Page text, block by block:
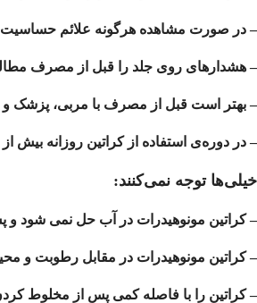
– در صورت مشاهده هرگونه علائم حساسیت
– هشدارهای روی جلد را قبل از مصرف
– بهتر است قبل از مصرف با مربی، پزشک و
– در دوره‌ی استفاده از کراتین روزانه بیش از ۸ لیوان آب مصرف نمائید.
خیلی‌ها توجه نمی‌کنند:
– کراتین مونوهیدرات در آب حل نمی شود و
– کراتین مونوهیدرات در مقابل رطوبت و
– کراتین را با فاصله کمی پس از مخلوط